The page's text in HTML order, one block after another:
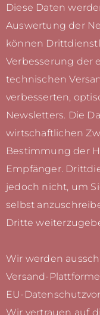
Diese Daten
Auswertung der
können
Verbesserung der
technischen
verbesserten,
Newsletters. Die
wirtschaftlichen
Bestimmung der
Empfänger.
jedoch nicht, um
selbst
Dritte
Wir werden
Versand-
EU-
Wir vertrauen auf